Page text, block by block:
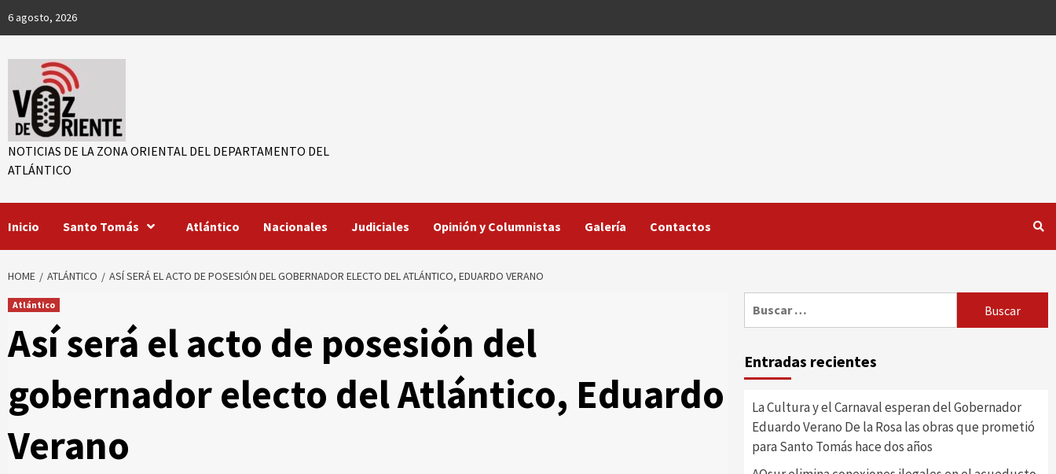
6 agosto, 2026
NOTICIAS DE LA ZONA ORIENTAL DEL DEPARTAMENTO DEL
ATLÁNTICO
Inicio Santo Tomás Atlántico Nacionales Judiciales Opinión y Columnistas Galería Contactos
HOME ATLÁNTICO ASÍ SERÁ EL ACTO DE POSESIÓN DEL GOBERNADOR ELECTO DEL ATLÁNTICO, EDUARDO VERANO
Atlántico
Así será el acto de posesión del
gobernador electo del Atlántico, Eduardo
Verano
Entradas recientes
La Cultura y el Carnaval esperan del Gobernador
Eduardo Verano De la Rosa las obras que prometió
para Santo Tomás hace dos años